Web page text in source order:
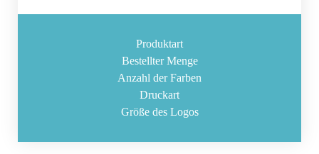
Produktart
Bestellter Menge
Anzahl der Farben
Druckart
Größe des Logos